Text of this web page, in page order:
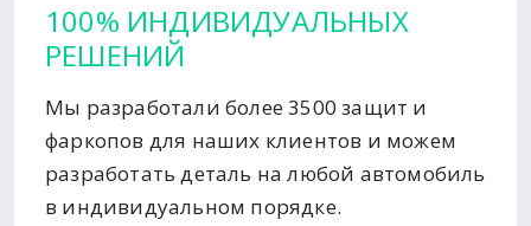
100% ИНДИВИДУАЛЬНЫХ
РЕШЕНИЙ
Мы разработали более 3500 защит и
фаркопов для наших клиентов и можем
разработать деталь на любой автомобиль
в индивидуальном порядке.